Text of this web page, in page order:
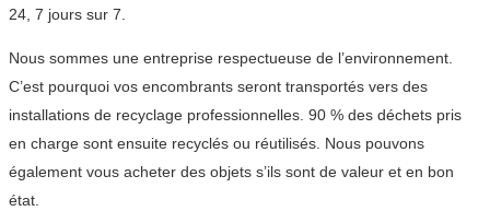
24, 7 jours sur 7.
Nous sommes une entreprise respectueuse de l’environnement.
C’est pourquoi vos encombrants seront transportés vers des
installations de recyclage professionnelles. 90 % des déchets pris
en charge sont ensuite recyclés ou réutilisés. Nous pouvons
également vous acheter des objets s’ils sont de valeur et en bon
état.